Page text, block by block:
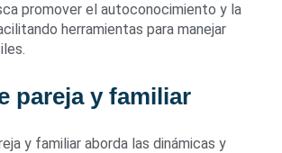
promover el autoconocimiento y la
herramientas para manejar
pareja y familiar
y familiar aborda las dinámicas y